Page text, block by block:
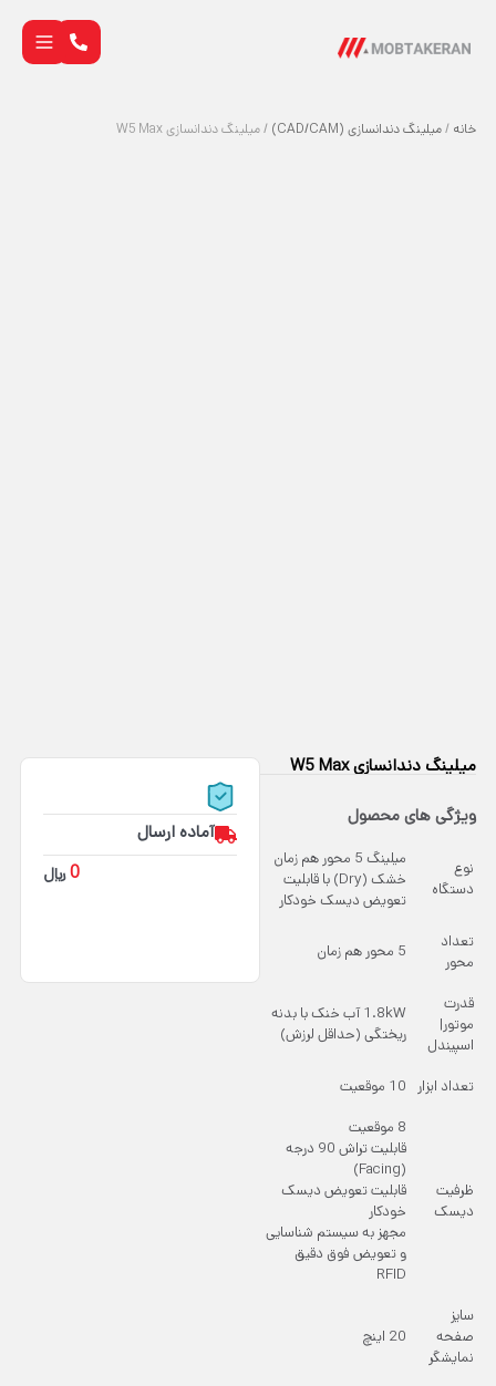
خانه /میلینگ دندانسازی (CAD/CAM) / میلینگ دندانسازی W5 Max
میلینگ دندانسازی W5 Max
ویژگی های محصول
نوع
دستگاه
میلینگ 5 محور هم زمان
خشک (Dry) با قابلیت
تعویض دیسک خودکار
تعداد
محور
5 محور هم زمان
قدرت
موتور|
اسپیندل
1.8kW آب خنک با بدنه
ریختگی (حداقل لرزش)
تعداد ابزار 10 موقعیت
ظرفیت
دیسک
8 موقعیت
قابلیت تراش 90 درجه
(Facing)
قابلیت تعویض دیسک
خودکار
مجهز به سیستم شناسایی
و تعویض فوق دقیق
RFID
سایز
صفحه
نمایشگر
20 اینچ
آماده ارسال
﷼0